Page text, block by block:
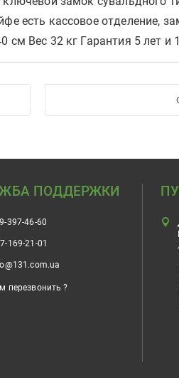
есть кассовое отделение,
Вес 32 кг Гарантия 5 лет и
ПОДДЕРЖКИ
397-46-60
169-21-01
перезвонить ?